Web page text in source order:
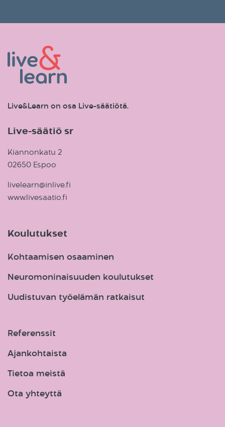
Live&Learn on osa Live-säätiötä.
Live-säätiö sr
Kiannonkatu 2
02650 Espoo
livelearn@inlive.fi
www.livesaatio.fi
Koulutukset
Kohtaamisen osaaminen
Neuromoninaisuuden koulutukset
Uudistuvan työelämän ratkaisut
Referenssit
Ajankohtaista
Tietoa meistä
Ota yhteyttä